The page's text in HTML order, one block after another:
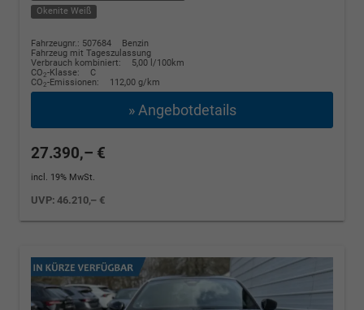
Okenite Weiß
Fahrzeugnr.: 507684
Benzin
Fahrzeug mit Tageszulassung
Verbrauch kombiniert:
5,00 l/100km
CO2-Klasse:
C
CO2-Emissionen: 112,00 g/km
» Angebotdetails
27.390,– €
incl. 19% MwSt.
UVP:46.210,– €